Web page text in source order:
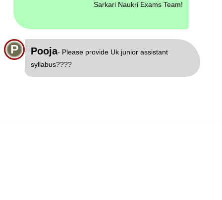
Sarkari Naukri Exams Team!
P Pooja- Please provide Uk junior assistant
syllabus????